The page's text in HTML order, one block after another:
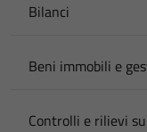
Bilanci
Beni immobili e
Controlli e rilievi